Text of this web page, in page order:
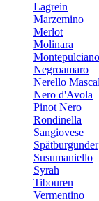
Lagrein
Marzemino
Merlot
Molinara
Montepulciano
Negroamaro
Nerello
Nero d'Avola
Pinot Nero
Rondinella
Sangiovese
Spätburgunder
Susumaniello
Syrah
Tibouren
Vermentino